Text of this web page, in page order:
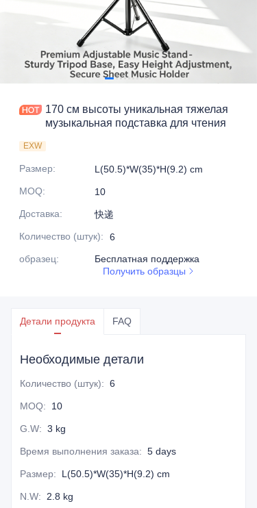
170 см высоты уникальная тяжелая
музыкальная подставка для чтения
EXW
Размер:
L(50.5)*W(35)*H(9.2) cm
MOQ:
10
Доставка:
快递
Количество (штук):
6
образец:
Бесплатная поддержка
Получить образцы
Детали продукта FAQ
Необходимые детали
Количество (штук): 6
MOQ: 10
G.W: 3 kg
Время выполнения заказа: 5 days
Размер: L(50.5)*W(35)*H(9.2) cm
N.W: 2.8 kg